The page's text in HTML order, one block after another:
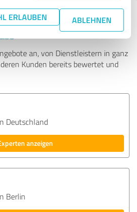
ERLAUBEN ABLEHNEN
Experten finden - mit
an, von Dienstleistern in ganz
Kunden bereits bewertet und
Deutschland
anzeigen
Berlin